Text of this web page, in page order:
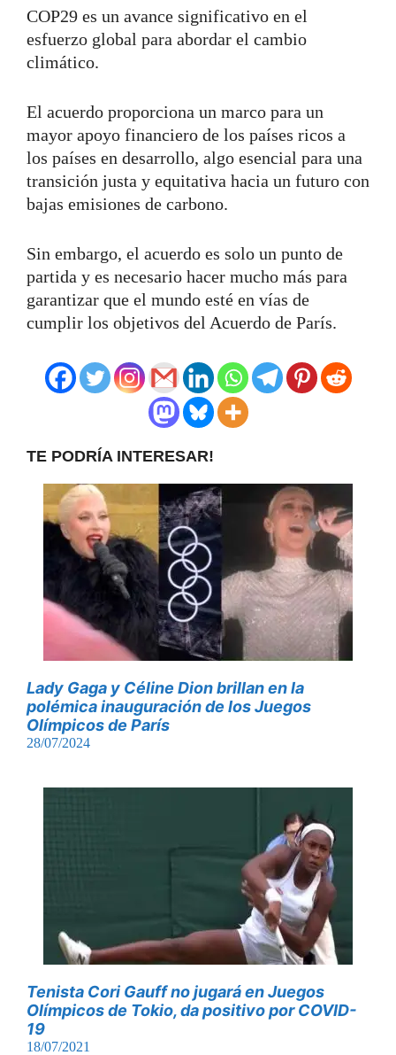
COP29 es un avance significativo en el
esfuerzo global para abordar el cambio
climático.
El acuerdo proporciona un marco para un
mayor apoyo financiero de los países ricos a
los países en desarrollo, algo esencial para una
transición justa y equitativa hacia un futuro con
bajas emisiones de carbono.
Sin embargo, el acuerdo es solo un punto de
partida y es necesario hacer mucho más para
garantizar que el mundo esté en vías de
cumplir los objetivos del Acuerdo de París.
TE PODRÍA INTERESAR!
Lady Gaga y Céline Dion brillan en la
polémica inauguración de los Juegos
Olímpicos de París
28/07/2024
Tenista Cori Gauff no jugará en Juegos
Olímpicos de Tokio, da positivo por COVID-
19
18/07/2021